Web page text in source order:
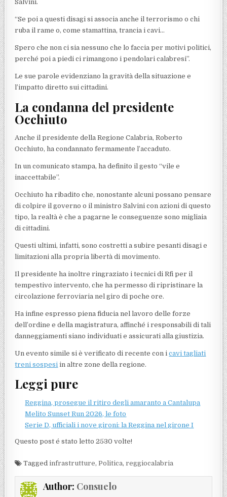
Salvini.
“Se poi a questi disagi si associa anche il terrorismo o chi
ruba il rame o, come stamattina, trancia i cavi…
Spero che non ci sia nessuno che lo faccia per motivi politici,
perché poi a piedi ci rimangono i pendolari calabresi”.
Le sue parole evidenziano la gravità della situazione e
l’impatto diretto sui cittadini.
La condanna del presidente
Occhiuto
Anche il presidente della Regione Calabria, Roberto
Occhiuto, ha condannato fermamente l’accaduto.
In un comunicato stampa, ha definito il gesto “vile e
inaccettabile”.
Occhiuto ha ribadito che, nonostante alcuni possano pensare
di colpire il governo o il ministro Salvini con azioni di questo
tipo, la realtà è che a pagarne le conseguenze sono migliaia
di cittadini.
Questi ultimi, infatti, sono costretti a subire pesanti disagi e
limitazioni alla propria libertà di movimento.
Il presidente ha inoltre ringraziato i tecnici di Rfi per il
tempestivo intervento, che ha permesso di ripristinare la
circolazione ferroviaria nel giro di poche ore.
Ha infine espresso piena fiducia nel lavoro delle forze
dell’ordine e della magistratura, affinché i responsabili di tali
danneggiamenti siano individuati e assicurati alla giustizia.
Un evento simile si è verificato di recente con icavi tagliati
treni sospesi in altre zone della regione.
Leggi pure
Reggina, prosegue il ritiro degli amaranto a Cantalupa
Melito Sunset Run 2026, le foto
Serie D, ufficiali i nove gironi: la Reggina nel girone I
Questo post é stato letto 2530 volte!
Taggedinfrastrutture,Politica,reggiocalabria
Author: Consuelo